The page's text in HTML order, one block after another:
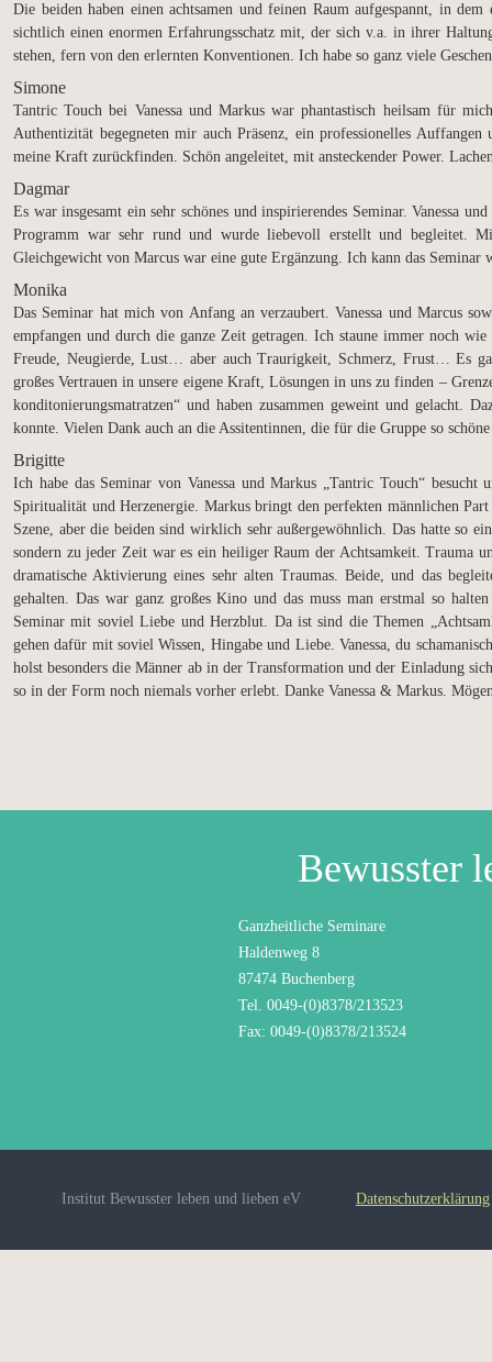
Die beiden haben einen achtsamen und feinen Raum aufgespannt, in
sichtlich einen enormen Erfahrungsschatz mit, der sich v.a. in ihrer
stehen, fern von den erlernten Konventionen. Ich habe so ganz viele
Simone
Tantric Touch bei Vanessa und Markus war phantastisch heilsam für
Authentizität begegneten mir auch Präsenz, ein professionelles
meine Kraft zurückfinden. Schön angeleitet, mit ansteckender Power.
Dagmar
Es war insgesamt ein sehr schönes und inspirierendes Seminar. Vanessa
Programm war sehr rund und wurde liebevoll erstellt und begleitet.
Gleichgewicht von Marcus war eine gute Ergänzung. Ich kann das Seminar
Monika
Das Seminar hat mich von Anfang an verzaubert. Vanessa und Marcus
empfangen und durch die ganze Zeit getragen. Ich staune immer noch
Freude, Neugierde, Lust… aber auch Traurigkeit, Schmerz, Frust… Es
großes Vertrauen in unsere eigene Kraft, Lösungen in uns zu finden –
konditonierungsmatratzen“ und haben zusammen geweint und gelacht.
konnte. Vielen Dank auch an die Assitentinnen, die für die Gruppe so
Brigitte
Ich habe das Seminar von Vanessa und Markus „Tantric Touch“
Spiritualität und Herzenergie. Markus bringt den perfekten männlichen
Szene, aber die beiden sind wirklich sehr außergewöhnlich. Das hatte so
sondern zu jeder Zeit war es ein heiliger Raum der Achtsamkeit. Trauma
dramatische Aktivierung eines sehr alten Traumas. Beide, und das
gehalten. Das war ganz großes Kino und das muss man erstmal so
Seminar mit soviel Liebe und Herzblut. Da ist sind die Themen
gehen dafür mit soviel Wissen, Hingabe und Liebe. Vanessa, du
holst besonders die Männer ab in der Transformation und der Einladung
so in der Form noch niemals vorher erlebt. Danke Vanessa & Markus.
Bewusster
Ganzheitliche Seminare
Haldenweg 8
87474 Buchenberg
Tel. 0049-(0)8378/213523
Fax: 0049-(0)8378/213524
Institut Bewusster leben und lieben eV Datenschutzerklärung